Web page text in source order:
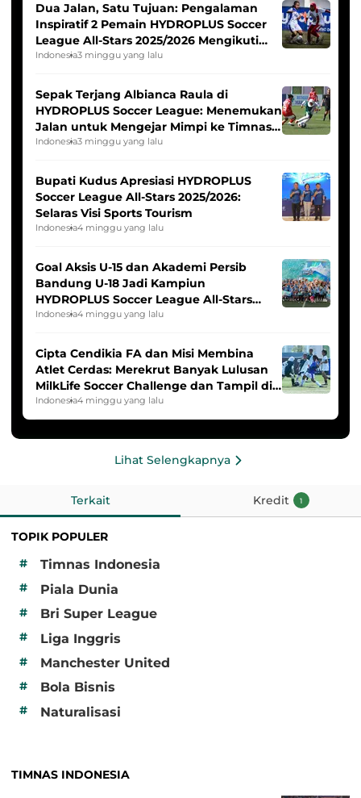
Dua Jalan, Satu Tujuan: Pengalaman
Inspiratif 2 Pemain HYDROPLUS Soccer
League All-Stars 2025/2026 Mengikuti
Seleksi Timnas Indonesia Putri
Indonesia3 minggu yang lalu
Sepak Terjang Albianca Raula di
HYDROPLUS Soccer League: Menemukan
Jalan untuk Mengejar Mimpi ke Timnas
Indonesia Putri
Indonesia3 minggu yang lalu
Bupati Kudus Apresiasi HYDROPLUS
Soccer League All-Stars 2025/2026:
Selaras Visi Sports Tourism
Indonesia4 minggu yang lalu
Goal Aksis U-15 dan Akademi Persib
Bandung U-18 Jadi Kampiun
HYDROPLUS Soccer League All-Stars
2025/2026
Indonesia4 minggu yang lalu
Cipta Cendikia FA dan Misi Membina
Atlet Cerdas: Merekrut Banyak Lulusan
MilkLife Soccer Challenge dan Tampil di
HYDROPLUS Soccer League
Indonesia4 minggu yang lalu
Lihat Selengkapnya
Terkait Kredit 1
TOPIK POPULER
#
Timnas Indonesia
# Piala Dunia
# Bri Super League
# Liga Inggris
# Manchester United
# Bola Bisnis
# Naturalisasi
TIMNAS INDONESIA